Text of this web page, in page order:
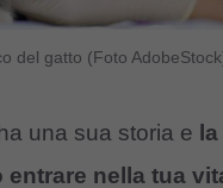
del gatto (Foto
una sua storia e
entrare nella tua